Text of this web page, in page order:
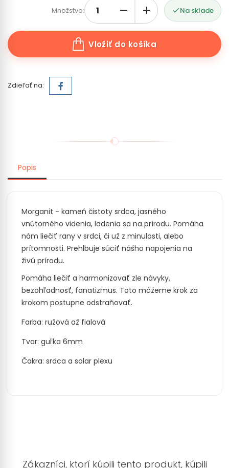
Množstvo: Na sklade
Vložiť do košíka
Zdieľať na:
Popis
Morganit - kameň čistoty srdca, jasného
vnútorného videnia, ladenia sa na prírodu. Pomáha
nám liečiť rany v srdci, či už z minulosti, alebo
prítomnosti. Prehlbuje súciť nášho napojenia na
živú prírodu.
Pomáha liečiť a harmonizovať zle návyky,
bezohľadnosť, fanatizmus. Toto môžeme krok za
krokom postupne odstraňovať.
Farba: ružová až fialová
Tvar: guľka 6mm
Čakra: srdca a solar plexu
Zákazníci, ktorí kúpili tento produkt, kúpili